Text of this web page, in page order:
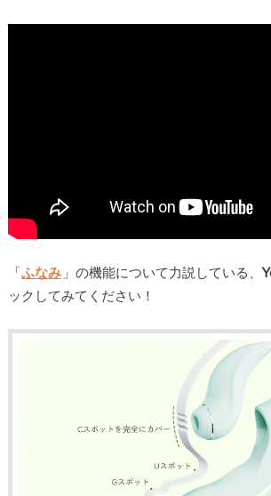
「ふなみ 」の機能について力説している、
ックしてみてください！